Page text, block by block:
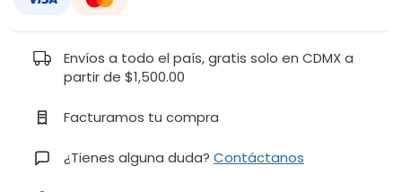
Envíos a todo el país, gratis solo en CDMX a
partir de $1,500.00
Facturamos tu compra
¿Tienes alguna duda? Contáctanos